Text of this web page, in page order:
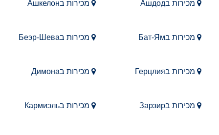
מכירות בАшдод מכירות בАшкелон
מכירות בБат-Ям מכירות בБеэр-Шева
מכירות בГерцлия מכירות בДимона
מכירות בЗарзир מכירות בКармиэль